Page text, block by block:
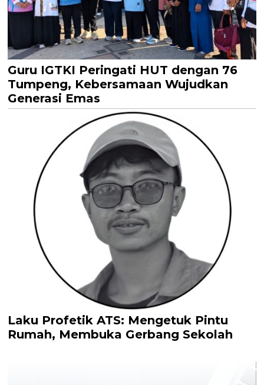
Guru IGTKI Peringati HUT dengan 76
Tumpeng, Kebersamaan Wujudkan
Generasi Emas
Laku Profetik ATS: Mengetuk Pintu
Rumah, Membuka Gerbang Sekolah